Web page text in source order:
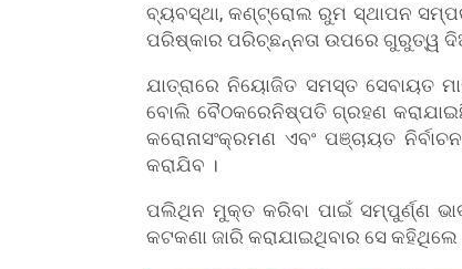
ବ୍ୟବସ୍ଥା, କଣ୍ଟ୍ରୋଲ ରୁମ ସ୍ଥାପନ
ପରିଷ୍କାର ପରିଚ୍ଛନ୍ନତା ଉପରେ ଗୁରୁତ୍ୱ
ଯାତ୍ରାରେ ନିୟୋଜିତ ସମସ୍ତ ସେବାୟତ
ବୋଲି ବୈଠକରେନିଷ୍ପତି ଗ୍ରହଣ କରାଯାଇଛି
କରୋନାସଂକ୍ରମଣ ଏବଂ ପଞ୍ଚାୟତ
କରାଯିବ ।
ପଲିଥିନ ମୁକ୍ତ କରିବା ପାଇଁ ସମ୍ପୁର୍ଣ୍ଣ
କଟକଣା ଜାରି କରାଯାଇଥିବାର ସେ କହିଥିଲେ